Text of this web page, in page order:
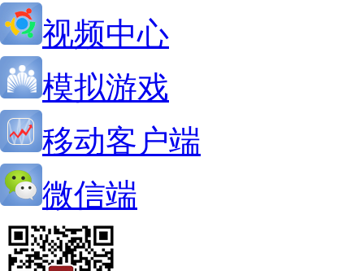
视频中心
模拟游戏
移动客户端
微信端